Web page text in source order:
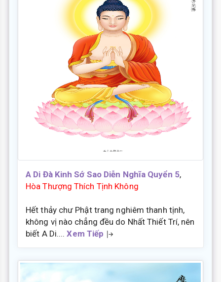
A Di Đà Kinh Sớ Sao Diễn Nghĩa Quyển 5,
Hòa Thượng Thích Tịnh Không
Hết thảy chư Phật trang nghiêm thanh tịnh,
không vị nào chẳng đều do Nhất Thiết Trí, nên
biết A Di....Xem Tiếp